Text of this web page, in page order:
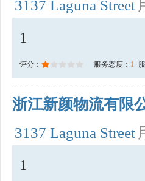
3137 Laguna Street
1
评分： 服务态度： 1
浙江新颜物流有限
3137 Laguna Street
1